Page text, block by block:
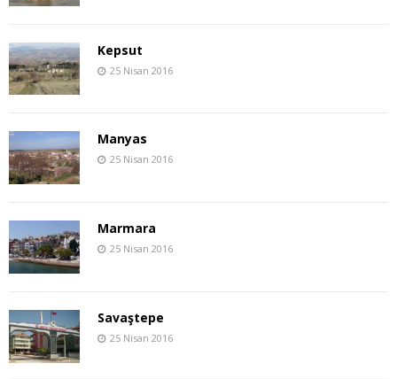
Kepsut
25 Nisan 2016
Manyas
25 Nisan 2016
Marmara
25 Nisan 2016
Savaştepe
25 Nisan 2016